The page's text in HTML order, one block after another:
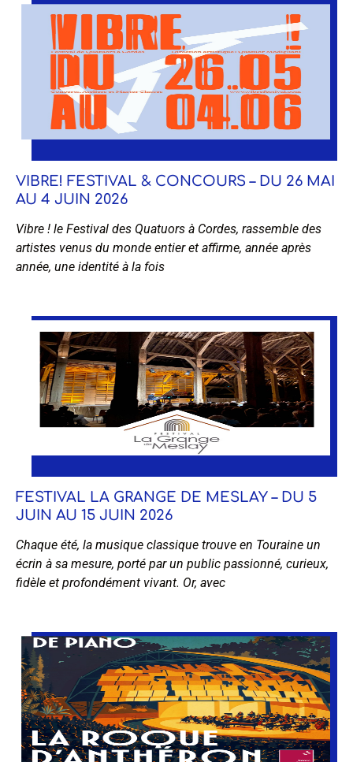
VIBRE! FESTIVAL & CONCOURS – DU 26 MAI
AU 4 JUIN 2026
Vibre ! le Festival des Quatuors à Cordes, rassemble des
artistes venus du monde entier et affirme, année après
année, une identité à la fois
FESTIVAL LA GRANGE DE MESLAY – DU 5
JUIN AU 15 JUIN 2026
Chaque été, la musique classique trouve en Touraine un
écrin à sa mesure, porté par un public passionné, curieux,
fidèle et profondément vivant. Or, avec